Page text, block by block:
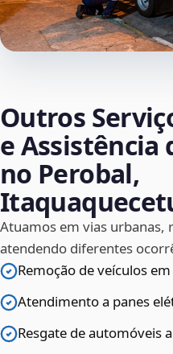
Outros
e Assistência
no Perobal,
Atuamos em vias urbanas,
atendendo diferentes
Remoção de veículos
Atendimento a panes
Resgate de automóveis